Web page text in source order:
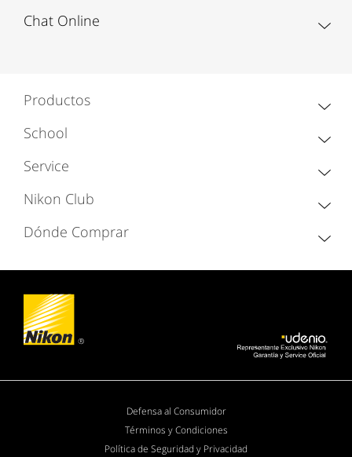
Chat Online
Productos
School
Service
Nikon Club
Dónde Comprar
Defensa al Consumidor
Términos y Condiciones
Política de Seguridad y Privacidad